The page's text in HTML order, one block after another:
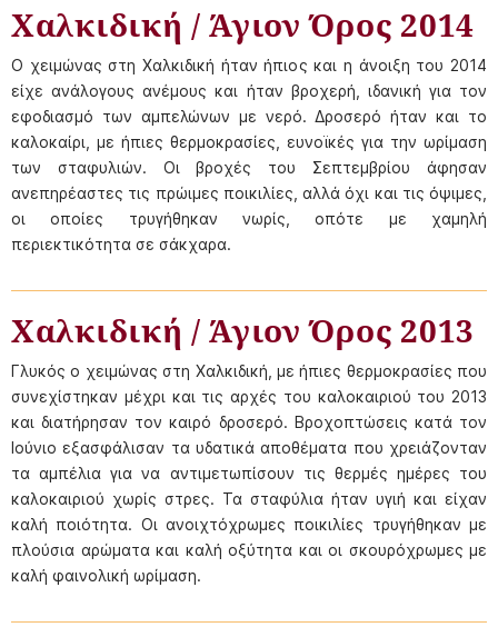
Χαλκιδική / Άγιον Όρος 2014
Ο χειμώνας στη Χαλκιδική ήταν ήπιος και η άνοιξη του 2014
είχε ανάλογους ανέμους και ήταν βροχερή, ιδανική για τον
εφοδιασμό των αμπελώνων με νερό. Δροσερό ήταν και το
καλοκαίρι, με ήπιες θερμοκρασίες, ευνοϊκές για την ωρίμαση
των σταφυλιών. Οι βροχές του Σεπτεμβρίου άφησαν
ανεπηρέαστες τις πρώιμες ποικιλίες, αλλά όχι και τις όψιμες,
οι οποίες τρυγήθηκαν νωρίς, οπότε με χαμηλή
περιεκτικότητα σε σάκχαρα.
Χαλκιδική / Άγιον Όρος 2013
Γλυκός ο χειμώνας στη Χαλκιδική, με ήπιες θερμοκρασίες που
συνεχίστηκαν μέχρι και τις αρχές του καλοκαιριού του 2013
και διατήρησαν τον καιρό δροσερό. Βροχοπτώσεις κατά τον
Ιούνιο εξασφάλισαν τα υδατικά αποθέματα που χρειάζονταν
τα αμπέλια για να αντιμετωπίσουν τις θερμές ημέρες του
καλοκαιριού χωρίς στρες. Τα σταφύλια ήταν υγιή και είχαν
καλή ποιότητα. Οι ανοιχτόχρωμες ποικιλίες τρυγήθηκαν με
πλούσια αρώματα και καλή οξύτητα και οι σκουρόχρωμες με
καλή φαινολική ωρίμαση.